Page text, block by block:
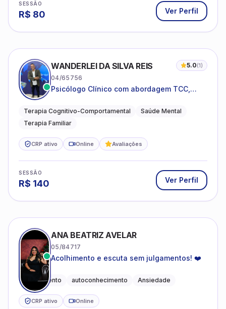
SESSÃO
R$ 80 Ver Perfil
WANDERLEI DA SILVA REIS 5.0(1)
04/65756
Psicólogo Clínico com abordagem TCC,
sistêmica
Terapia Cognitivo-Comportamental
Saúde Mental
Terapia Familiar
CRP ativo Online Avaliações
SESSÃO
R$ 140 Ver Perfil
ANA BEATRIZ AVELAR
05/84717
Acolhimento e escuta sem julgamentos! ❤️
Acolhimento autoconhecimento Ansiedade
CRP ativo Online